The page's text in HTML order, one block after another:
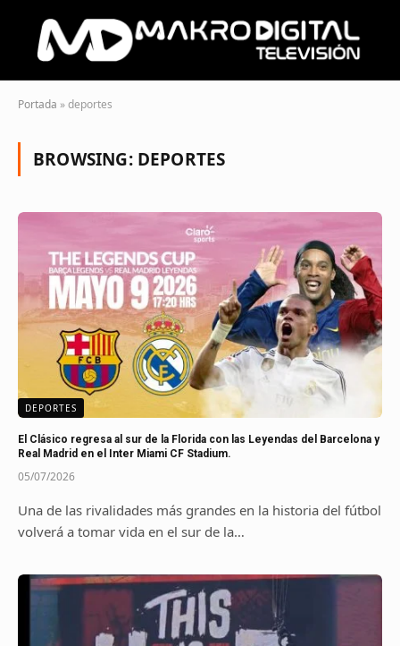
Portada »deportes
BROWSING: DEPORTES
DEPORTES
El Clásico regresa al sur de la Florida con las Leyendas del Barcelona y
Real Madrid en el Inter Miami CF Stadium.
05/07/2026
Una de las rivalidades más grandes en la historia del fútbol
volverá a tomar vida en el sur de la…